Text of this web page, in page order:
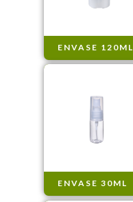
ENVASE 120ML
ENVASE 30ML